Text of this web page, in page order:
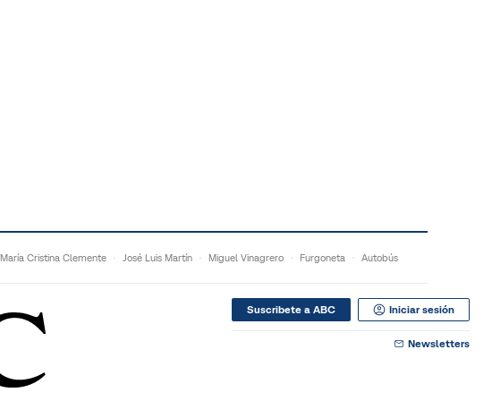
María Cristina Clemente José Luis Martín Miguel Vinagrero Furgoneta Autobús
Suscribete a ABC Iniciar sesión
Newsletters